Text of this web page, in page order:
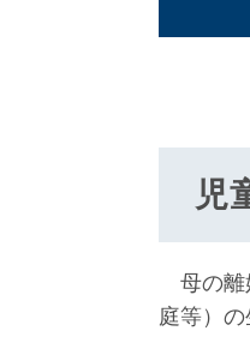
児
母の離
庭等）